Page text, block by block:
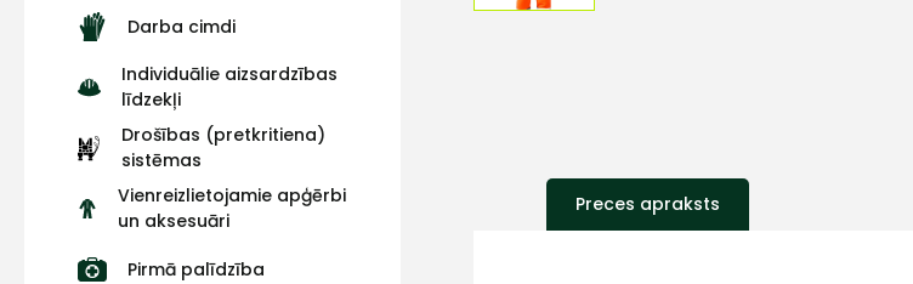
Darba cimdi
Individuālie aizsardzības
līdzekļi
Drošības (pretkritiena)
sistēmas
Vienreizlietojamie apģērbi
un aksesuāri
Pirmā palīdzība
Preces apraksts